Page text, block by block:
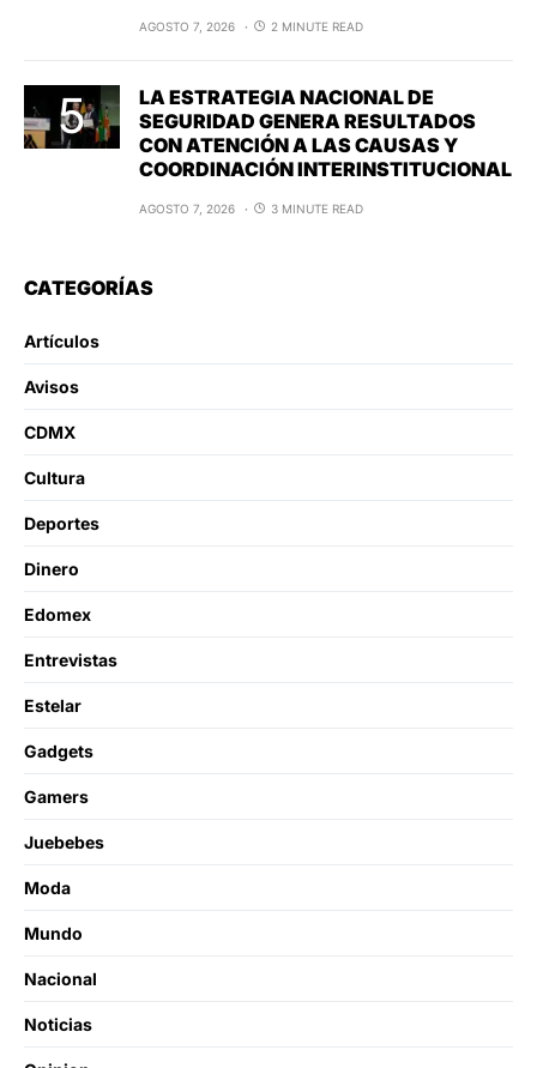
AGOSTO 7, 2026 2 MINUTE READ
LA ESTRATEGIA NACIONAL DE
SEGURIDAD GENERA RESULTADOS
CON ATENCIÓN A LAS CAUSAS Y
COORDINACIÓN INTERINSTITUCIONAL
AGOSTO 7, 2026 3 MINUTE READ
CATEGORÍAS
Artículos
Avisos
CDMX
Cultura
Deportes
Dinero
Edomex
Entrevistas
Estelar
Gadgets
Gamers
Juebebes
Moda
Mundo
Nacional
Noticias